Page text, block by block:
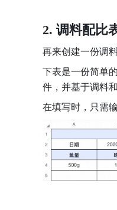
2. 调料配比
再来创建一份调
下表是一份简单
件，并基于调料
在填写时，只需